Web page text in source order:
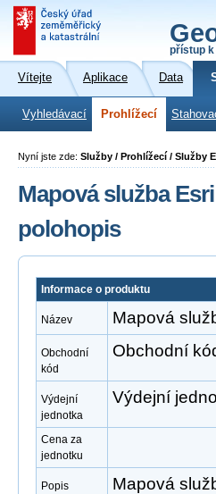
přístup k
Vítejte Aplikace Data
Vyhledávací Prohlížecí
Nyní jste zde: Služby / Prohlížecí / Služby
Mapová služba
polohopis
Informace o produktu
Název Mapová
Obchodní
kód
Obchodní
Výdejní
jednotka
Výdejní
Cena za
jednotku
Popis
Mapová